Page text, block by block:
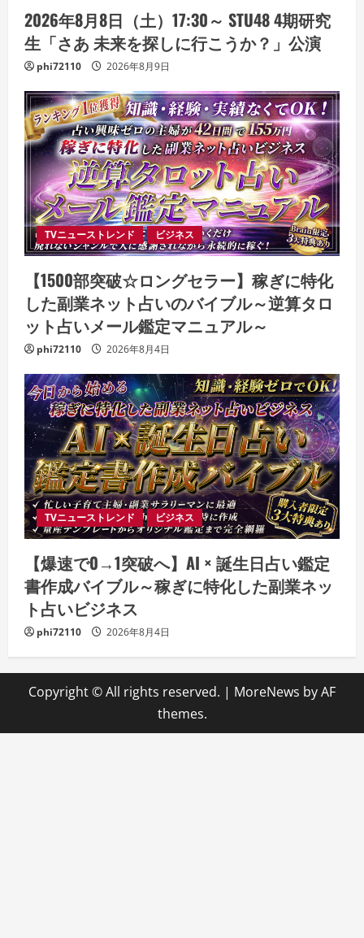
2026年8月8日（土）17:30～ STU48 4期研究
生「さあ 未来を探しに行こうか？」公演
phi72110 2026年8月9日
TVニューストレンド ビジネス
【1500部突破☆ロングセラー】稼ぎに特化
した副業ネット占いのバイブル～逆算タロ
ット占いメール鑑定マニュアル～
phi72110 2026年8月4日
TVニューストレンド ビジネス
【爆速で0→1突破へ】AI × 誕生日占い鑑定
書作成バイブル～稼ぎに特化した副業ネッ
ト占いビジネス
phi72110 2026年8月4日
Copyright © All rights reserved. | MoreNews by AF
themes.